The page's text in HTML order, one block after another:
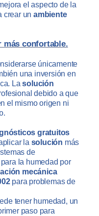
el aspecto de la
crear unambiente
más confortable.
únicamente
una inversión en
Lasolución
debido a que
el mismo origen ni
gratuitos
la solución más
de
la humedad por
mecánica
para problemas de
tener humedad, un
paso para